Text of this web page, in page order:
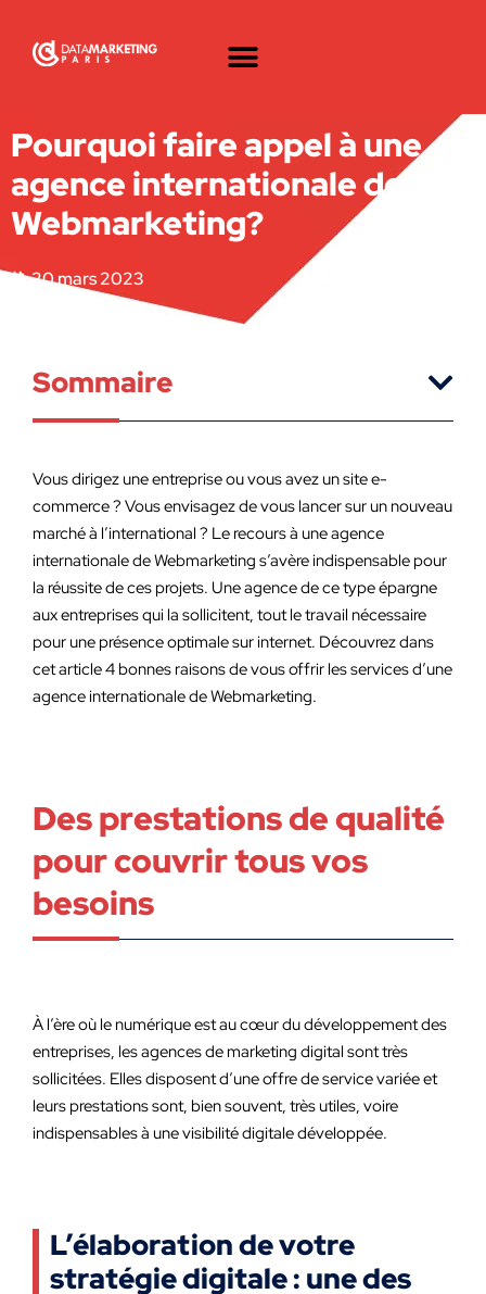
Pourquoi faire appel à une
agence internationale de
Webmarketing?
20 mars 2023
Sommaire
Vous dirigez une entreprise ou vous avez un site e-
commerce ? Vous envisagez de vous lancer sur un nouveau
marché à l’international ? Le recours à une agence
internationale de Webmarketing s’avère indispensable pour
la réussite de ces projets. Une agence de ce type épargne
aux entreprises qui la sollicitent, tout le travail nécessaire
pour une présence optimale sur internet. Découvrez dans
cet article 4 bonnes raisons de vous offrir les services d’une
agence internationale de Webmarketing.
Des prestations de qualité
pour couvrir tous vos
besoins
À l’ère où le numérique est au cœur du développement des
entreprises, les agences de marketing digital sont très
sollicitées. Elles disposent d’une offre de service variée et
leurs prestations sont, bien souvent, très utiles, voire
indispensables à une visibilité digitale développée.
L’élaboration de votre
stratégie digitale : une des